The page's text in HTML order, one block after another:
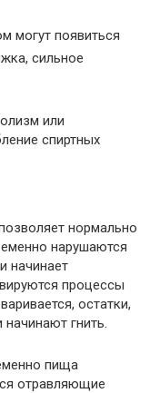
могут появиться
сильное
или
спиртных
нормально
нарушаются
начинает
процессы
остатки,
гнить.
пища
отравляющие